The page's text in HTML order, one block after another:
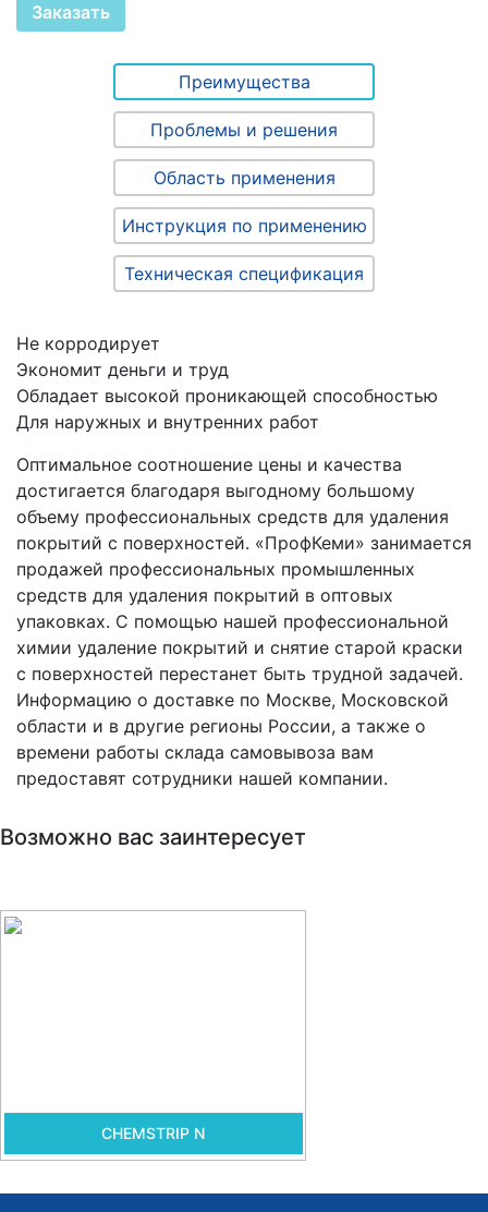
Заказать
Преимущества
Проблемы и решения
Область применения
Инструкция по применению
Техническая спецификация
Не корродирует
Экономит деньги и труд
Обладает высокой проникающей способностью
Для наружных и внутренних работ
Оптимальное соотношение цены и качества
достигается благодаря выгодному большому
объему профессиональных средств для удаления
покрытий с поверхностей. «ПрофКеми» занимается
продажей профессиональных промышленных
средств для удаления покрытий в оптовых
упаковках. С помощью нашей профессиональной
химии удаление покрытий и снятие старой краски
с поверхностей перестанет быть трудной задачей.
Информацию о доставке по Москве, Московской
области и в другие регионы России, а также о
времени работы склада самовывоза вам
предоставят сотрудники нашей компании.
Возможно вас заинтересует
CHEMSTRIP N